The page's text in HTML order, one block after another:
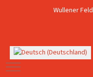
Wullener
Sprache auswählen
Mobile Menu Toggle